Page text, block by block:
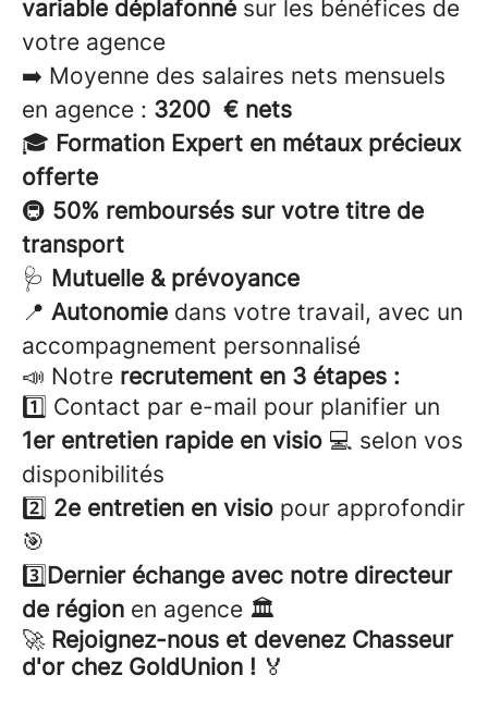
variable déplafonné sur les bénéfices de
votre agence
➡️ Moyenne des salaires nets mensuels
en agence : 3200 € nets
🎓 Formation Expert en métaux précieux
offerte
🚇 50% remboursés sur votre titre de
transport
🩺 Mutuelle & prévoyance
📍 Autonomie dans votre travail, avec un
accompagnement personnalisé
📣 Notre recrutement en 3 étapes :
1️⃣ Contact par e-mail pour planifier un
1er entretien rapide en visio 💻 selon vos
disponibilités
2️⃣ 2e entretien en visio pour approfondir
🎯
3️⃣Dernier échange avec notre directeur
de région en agence 🏛️
🚀 Rejoignez-nous et devenez Chasseur
d'or chez GoldUnion ! 🏅